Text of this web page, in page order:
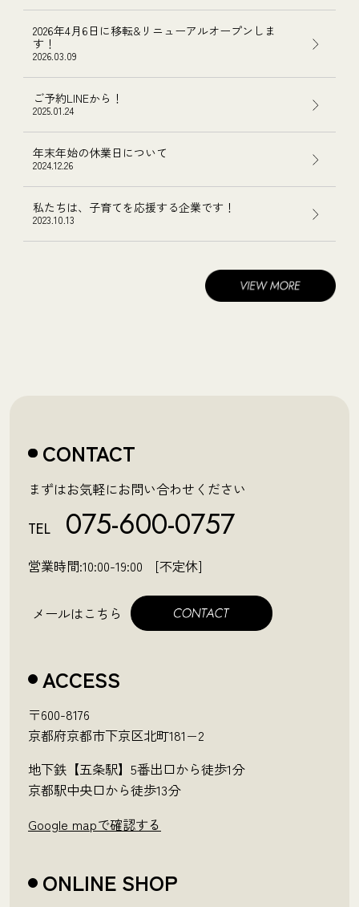
2026年4月6日に移転&リニューアルオープンしま
す！
2026.03.09
ご予約LINEから！
2025.01.24
年末年始の休業日について
2024.12.26
私たちは、子育てを応援する企業です！
2023.10.13
CONTACT
まずはお気軽にお問い合わせください
TEL 075-600-0757
営業時間:10:00-19:00 [不定休]
メールはこちら
ACCESS
〒600-8176
京都府京都市下京区北町181−2
地下鉄【五条駅】5番出口から徒歩1分
京都駅中央口から徒歩13分
Google mapで確認する
ONLINE SHOP